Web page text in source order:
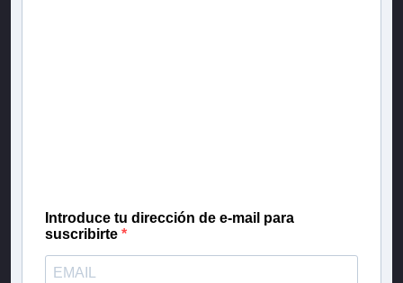
Introduce tu dirección de e-mail para
suscribirte